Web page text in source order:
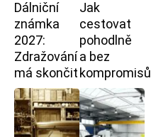
Dálniční
známka
2027:
Zdražování
má skončit
Jak
cestovat
pohodlně
a bez
kompromisů